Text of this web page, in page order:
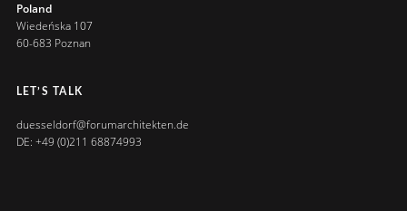
Poland
Wiedeńska 107
60-683 Poznan
LET’S TALK
duesseldorf@forumarchitekten.de
DE: +49 (0)211 68874993